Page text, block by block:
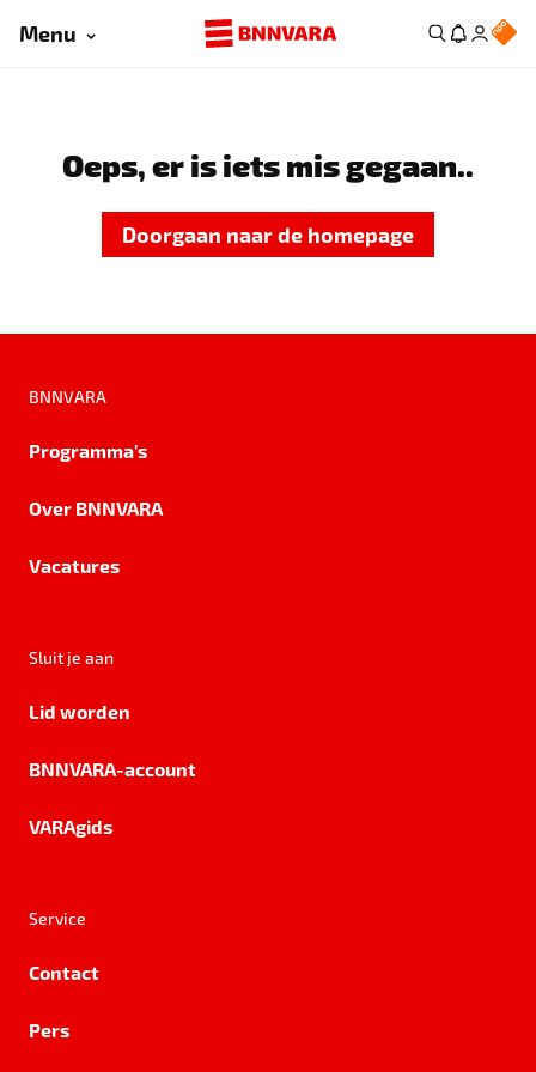
Menu
Oeps, er is iets mis gegaan..
Doorgaan naar de homepage
BNNVARA
Programma's
Over BNNVARA
Vacatures
Sluit je aan
Lid worden
BNNVARA-account
VARAgids
Service
Contact
Pers